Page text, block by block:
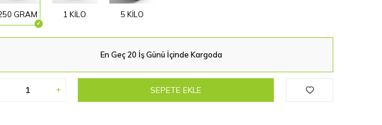
GRAM 1 KİLO 5 KİLO
En Geç 20 İş Günü İçinde Kargoda
SEPETE EKLE